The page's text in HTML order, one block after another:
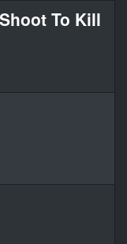
To Kill